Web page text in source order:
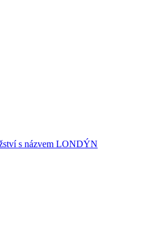
s názvem LONDÝN